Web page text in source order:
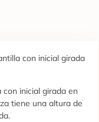
con inicial girada
inicial girada en
tiene una altura de